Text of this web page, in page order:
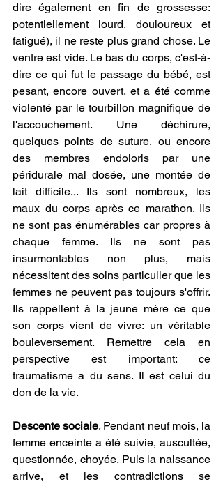
dire également en fin de grossesse:
potentiellement lourd, douloureux et
fatigué), il ne reste plus grand chose. Le
ventre est vide. Le bas du corps, c'est-à-
dire ce qui fut le passage du bébé, est
pesant, encore ouvert, et a été comme
violenté par le tourbillon magnifique de
l'accouchement. Une déchirure,
quelques points de suture, ou encore
des membres endoloris par une
péridurale mal dosée, une montée de
lait difficile... Ils sont nombreux, les
maux du corps après ce marathon. Ils
ne sont pas énumérables car propres à
chaque femme. Ils ne sont pas
insurmontables non plus, mais
nécessitent des soins particulier que les
femmes ne peuvent pas toujours s'offrir.
Ils rappellent à la jeune mère ce que
son corps vient de vivre: un véritable
bouleversement. Remettre cela en
perspective est important: ce
traumatisme a du sens. Il est celui du
don de la vie.
Descente sociale. Pendant neuf mois, la
femme enceinte a été suivie, auscultée,
questionnée, choyée. Puis la naissance
arrive, et les contradictions se